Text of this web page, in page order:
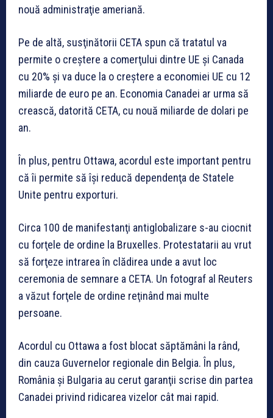
nouă administraţie ameriană.
Pe de altă, susţinătorii CETA spun că tratatul va
permite o creştere a comerţului dintre UE şi Canada
cu 20% şi va duce la o creştere a economiei UE cu 12
miliarde de euro pe an. Economia Canadei ar urma să
crească, datorită CETA, cu nouă miliarde de dolari pe
an.
În plus, pentru Ottawa, acordul este important pentru
că îi permite să îşi reducă dependenţa de Statele
Unite pentru exporturi.
Circa 100 de manifestanţi antiglobalizare s-au ciocnit
cu forţele de ordine la Bruxelles. Protestatarii au vrut
să forţeze intrarea în clădirea unde a avut loc
ceremonia de semnare a CETA. Un fotograf al Reuters
a văzut forţele de ordine reţinând mai multe
persoane.
Acordul cu Ottawa a fost blocat săptămâni la rând,
din cauza Guvernelor regionale din Belgia. În plus,
România şi Bulgaria au cerut garanţii scrise din partea
Canadei privind ridicarea vizelor cât mai rapid.